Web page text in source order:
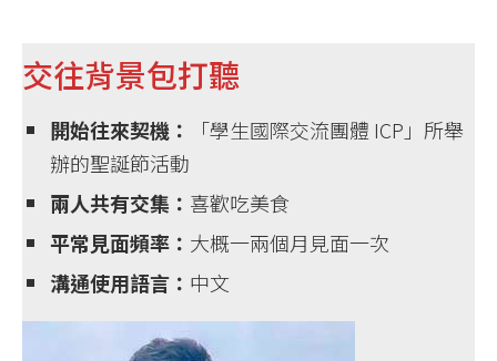
交往背景包打聽
開始往來契機：
「學生國際交流團體 ICP」所舉
辦的聖誕節活動
兩人共有交集： 喜歡吃美食
平常見面頻率： 大概一兩個月見面一次
溝通使用語言： 中文